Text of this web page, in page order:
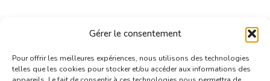
Gérer le consentement
Pour offrir les meilleures expériences, nous utilisons des technologies
telles que les cookies pour stocker et/ou accéder aux informations des